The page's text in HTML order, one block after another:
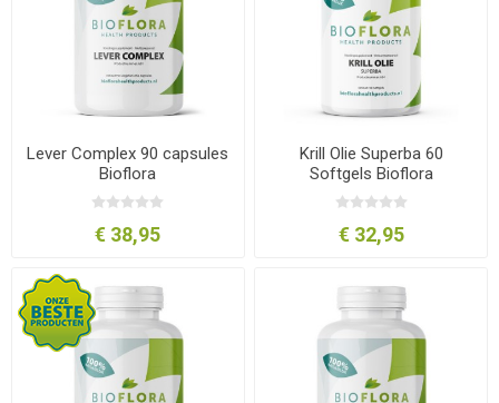
Lever Complex 90 capsules
Bioflora
€ 38,95
Krill Olie Superba 60
Softgels Bioflora
€ 32,95